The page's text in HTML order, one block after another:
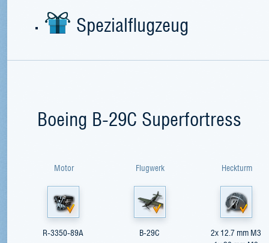
Spezialflugzeug
Boeing B-29C Superfortress
Motor
R-3350-89A
Flugwerk
B-29C
Heckturm
2х 12.7 mm M3